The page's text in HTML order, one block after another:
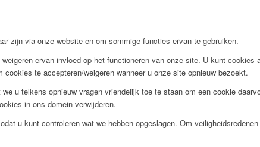
zijn via onze website en om sommige functies ervan te gebruiken.
ervan invloed op het functioneren van onze site. U kunt
te accepteren/weigeren wanneer u onze site opnieuw bezoekt.
u telkens opnieuw vragen vriendelijk toe te staan om een cookie
in ons domein verwijderen.
u kunt controleren wat we hebben opgeslagen. Om